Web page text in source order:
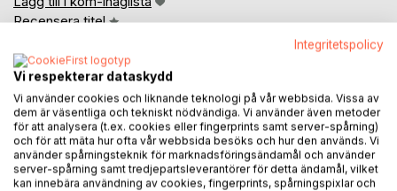
Recensera titel
BESKRIVNING
Integritetspolicy
Vi respekterar dataskydd
Vi använder cookies och liknande teknologi på vår webbsida. Vissa av
dem är väsentliga och tekniskt nödvändiga. Vi använder även metoder
för att analysera (t.ex. cookies eller fingerprints samt server-spårning)
och för att mäta hur ofta vår webbsida besöks och hur den används. Vi
använder spårningsteknik för marknadsföringsändamål och använder
server-spårning samt tredjepartsleverantörer för detta ändamål, vilket
kan innebära användning av cookies, fingerprints, spårningspixlar och